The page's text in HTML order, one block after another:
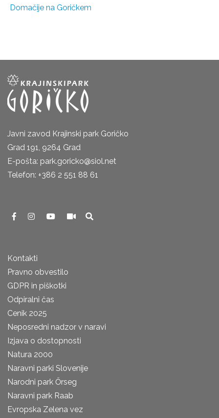
Domačije na Goričkem
Javni zavod Krajinski park Goričko
Grad 191, 9264 Grad
E-pošta: park.goricko@siol.net
Telefon: +386 2 551 88 61
Kontakti
Pravno obvestilo
GDPR in piškotki
Odpiralni čas
Cenik 2025
Neposredni nadzor v naravi
Izjava o dostopnosti
Natura 2000
Naravni parki Slovenije
Narodni park Őrseg
Naravni park Raab
Evropska Zelena vez